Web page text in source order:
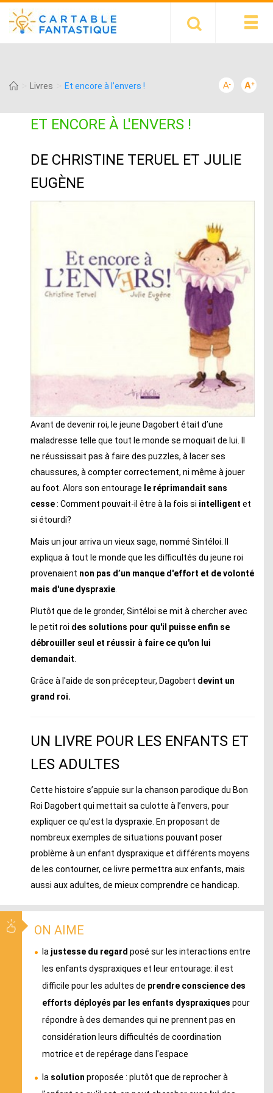
Livres Et encore à l’envers !
ET ENCORE À L'ENVERS !
DE CHRISTINE TERUEL ET JULIE
EUGÈNE
Avant de devenir roi, le jeune Dagobert était d’une
maladresse telle que tout le monde se moquait de lui. Il
ne réussissait pas à faire des puzzles, à lacer ses
chaussures, à compter correctement, ni même à jouer
au foot. Alors son entourage le réprimandait sans
cesse: Comment pouvait-il être à la fois si intelligent et
si étourdi?
Mais un jour arriva un vieux sage, nommé Sintéloi. Il
expliqua à tout le monde que les difficultés du jeune roi
provenaient non pas d’un manque d'effort et de volonté
mais d'une dyspraxie
Plutôt que de le gronder, Sintéloi se mit à chercher avec
le petit roi des solutions pour qu'il puisse enfin se
débrouiller seul et réussir à faire ce qu'on lui
demandait
Grâce à l'aide de son précepteur, Dagobert devint un
grand roi.
UN LIVRE POUR LES ENFANTS ET
LES ADULTES
Cette histoire s’appuie sur la chanson parodique du Bon
Roi Dagobert qui mettait sa culotte à l’envers, pour
expliquer ce qu’est la dyspraxie. En proposant de
nombreux exemples de situations pouvant poser
problème à un enfant dyspraxique et différents moyens
de les contourner, ce livre permettra aux enfants, mais
aussi aux adultes, de mieux comprendre ce handicap.
ON AIME
la justesse du regard posé sur les interactions entre
les enfants dyspraxiques et leur entourage: il est
difficile pour les adultes de prendre conscience des
efforts déployés par les enfants dyspraxiques pour
répondre à des demandes qui ne prennent pas en
considération leurs difficultés de coordination
motrice et de repérage dans l'espace
la solution proposée : plutôt que de reprocher à